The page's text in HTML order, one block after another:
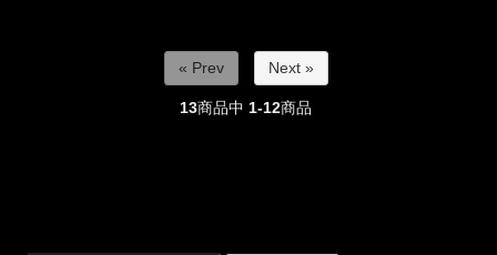
« Prev Next »
13商品中 1-12商品